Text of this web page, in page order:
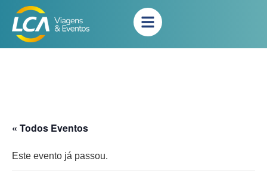
« Todos Eventos
Este evento já passou.